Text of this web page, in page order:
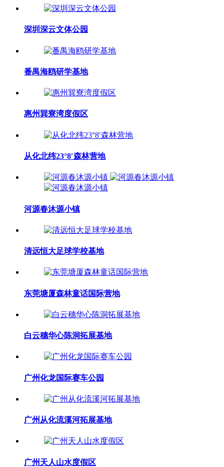
深圳深云文体公园
番禺海鸥研学基地
惠州巽寮湾度假区
从化北纬23°8′森林营地
河源春沐源小镇
清远恒大足球学校基地
东莞塘厦森林童话国际营地
白云穗华心陈洞拓展基地
广州化龙国际赛车公园
广州从化流溪河拓展基地
广州天人山水度假区